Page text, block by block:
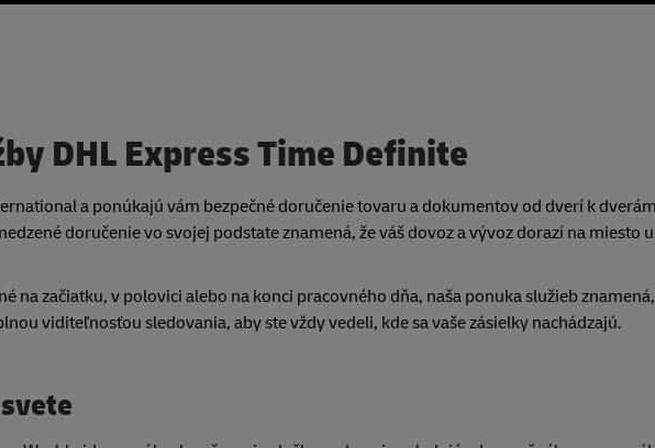
DHL Express Time Definite
a ponúkajú vám bezpečné doručenie tovaru a dokumentov od dverí k
doručenie vo svojej podstate znamená, že váš dovoz a vývoz dorazí na miesto
na začiatku, v polovici alebo na konci pracovného dňa, naša ponuka služieb
viditeľnosťou sledovania, aby ste vždy vedeli, kde sa vaše zásielky nachádzajú.